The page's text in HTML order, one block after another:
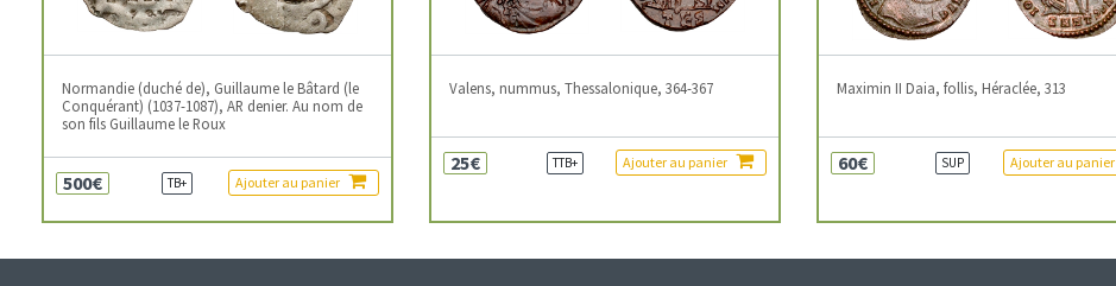
Normandie (duché de), Guillaume le Bâtard (le
Conquérant) (1037-1087), AR denier. Au nom de
son fils Guillaume le Roux
500€ TB+ Ajouter au panier
Valens, nummus, Thessalonique, 364-367
25€ TTB+ Ajouter au panier
Maximin II Daia, follis, Héraclée, 313
60€ SUP Ajouter au panier